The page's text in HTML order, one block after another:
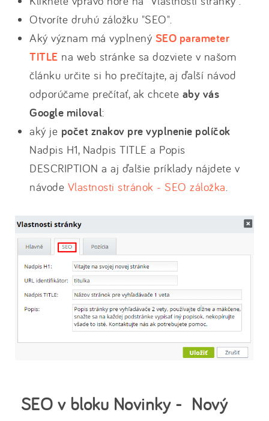
Otvoríte druhú záložku "SEO".
Aký význam má vyplnený SEO parameter
TITLE na web stránke sa dozviete v našom
článku určite si ho prečítajte, aj ďalší návod
odporúčame prečítať, ak chcete aby vás
Google miloval:
aký je počet znakov pre vyplnenie políčok
Nadpis H1, Nadpis TITLE a Popis
DESCRIPTION a aj ďalšie príklady nájdete v
návode Vlastnosti stránok - SEO záložka.
SEO v bloku Novinky - Nový